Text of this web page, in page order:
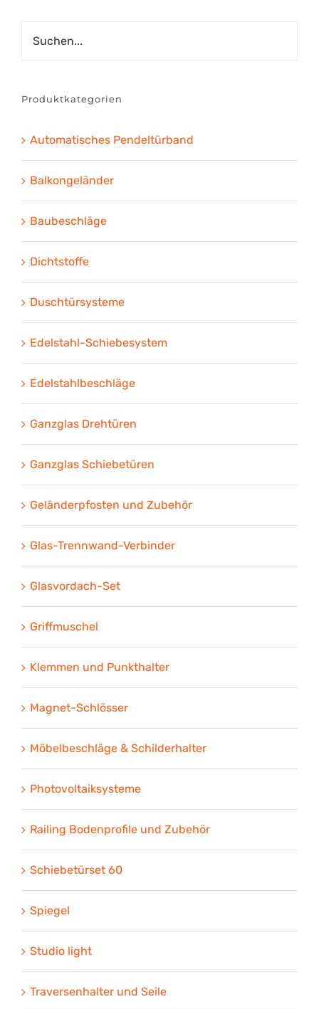
Produktkategorien
Automatisches Pendeltürband
Balkongeländer
Baubeschläge
Dichtstoffe
Duschtürsysteme
Edelstahl-Schiebesystem
Edelstahlbeschläge
Ganzglas Drehtüren
Ganzglas Schiebetüren
Geländerpfosten und Zubehör
Glas-Trennwand-Verbinder
Glasvordach-Set
Griffmuschel
Klemmen und Punkthalter
Magnet-Schlösser
Möbelbeschläge & Schilderhalter
Photovoltaiksysteme
Railing Bodenprofile und Zubehör
Schiebetürset 60
Spiegel
Studio light
Traversenhalter und Seile